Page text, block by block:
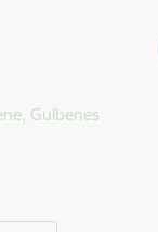
Gulbenes